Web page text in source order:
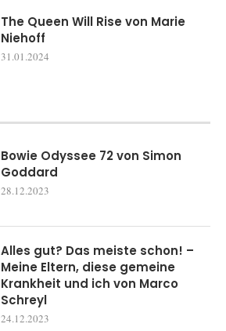
The Queen Will Rise von Marie
Niehoff
31.01.2024
Bowie Odyssee 72 von Simon
Goddard
28.12.2023
Alles gut? Das meiste schon! –
Meine Eltern, diese gemeine
Krankheit und ich von Marco
Schreyl
24.12.2023